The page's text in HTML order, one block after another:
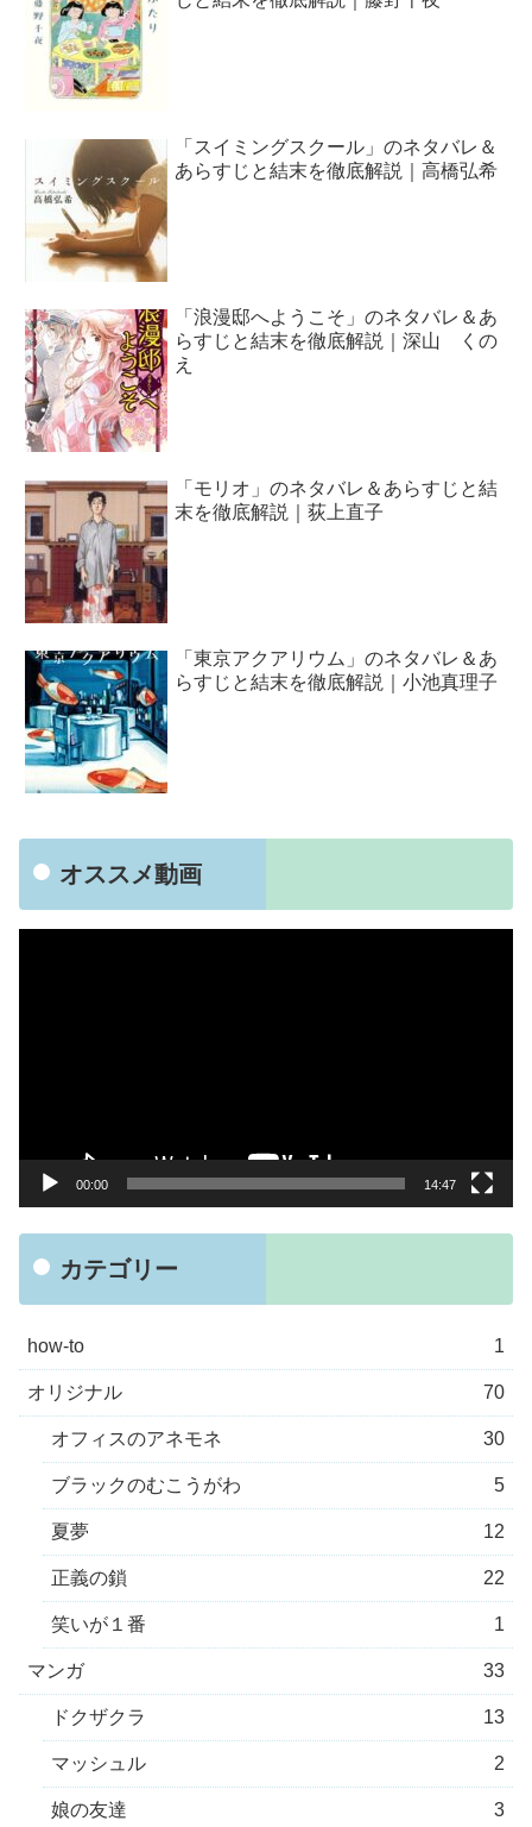
「スイミングスクール」のネタバレ＆
あらすじと結末を徹底解説｜高橋弘希
「浪漫邸へようこそ」のネタバレ＆あ
らすじと結末を徹底解説｜深山 くの
え
「モリオ」のネタバレ＆あらすじと結
末を徹底解説｜荻上直子
「東京アクアリウム」のネタバレ＆あ
らすじと結末を徹底解説｜小池真理子
オススメ動画
00:00 14:47
カテゴリー
how-to 1
オリジナル 70
オフィスのアネモネ 30
ブラックのむこうがわ 5
夏夢 12
正義の鎖 22
笑いが１番 1
マンガ 33
ドクザクラ 13
マッシュル 2
娘の友達 3